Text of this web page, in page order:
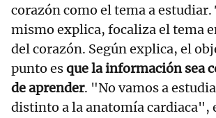
corazón como el tema a estudiar.
mismo explica, focaliza el tema
del corazón. Según explica, el
punto esque la información sea
de aprender. "No vamos a
distinto a la anatomía cardiaca",